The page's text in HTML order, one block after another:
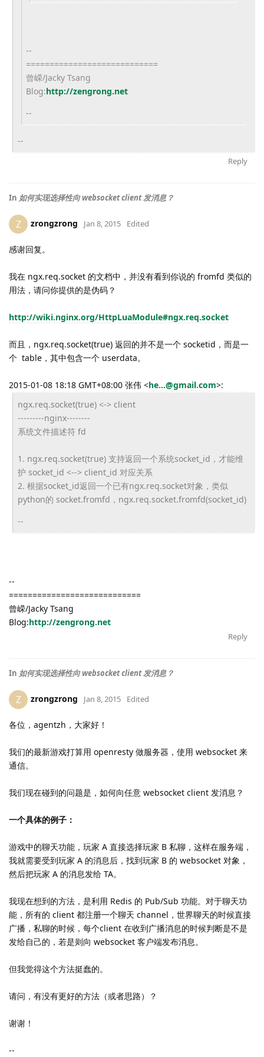
--
============================
曾嵘/Jacky Tsang
Blog:http://zengrong.net
--
--
Reply
In 如何实现选择性向 websocket client 发消息？
Z zrongzrong Jan 8, 2015 Edited
感谢回复。
我在 ngx.req.socket 的文档中，并没有看到你说的 fromfd 类似的
用法，请问你提供的是伪码？
http://wiki.nginx.org/HttpLuaModule#ngx.req.socket
而且，ngx.req.socket(true) 返回的并不是一个 socketid，而是一
个 table，其中包含一个 userdata。
2015-01-08 18:18 GMT+08:00 张伟 <he...@gmail.com>:
ngx.req.socket(true) <-> client
---------nginx--------
系统文件描述符 fd
1. ngx.req.socket(true) 支持返回一个系统socket_id，才能维
护 socket_id <--> client_id 对应关系
2. 根据socket_id返回一个已有ngx.req.socket对象，类似
python的 socket.fromfd，ngx.req.socket.fromfd(socket_id)
--
--
============================
曾嵘/Jacky Tsang
Blog:http://zengrong.net
Reply
In 如何实现选择性向 websocket client 发消息？
Z zrongzrong Jan 8, 2015 Edited
各位，agentzh，大家好！
我们的最新游戏打算用 openresty 做服务器，使用 websocket 来
通信。
我们现在碰到的问题是，如何向任意 websocket client 发消息？
一个具体的例子：
游戏中的聊天功能，玩家 A 直接选择玩家 B 私聊，这样在服务端，
我就需要受到玩家 A 的消息后，找到玩家 B 的 websocket 对象，
然后把玩家 A 的消息发给 TA。
我现在想到的方法，是利用 Redis 的 Pub/Sub 功能。对于聊天功
能，所有的 client 都注册一个聊天 channel，世界聊天的时候直接
广播，私聊的时候，每个client 在收到广播消息的时候判断是不是
发给自己的，若是则向 websocket 客户端发布消息。
但我觉得这个方法挺蠢的。
请问，有没有更好的方法（或者思路）？
谢谢！
--